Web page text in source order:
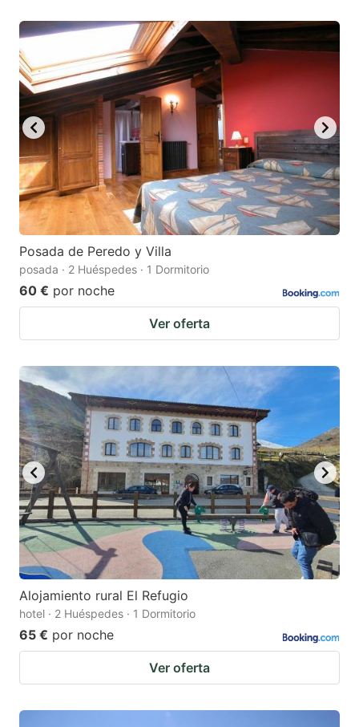
Posada de Peredo y Villa
posada · 2 Huéspedes · 1 Dormitorio
60 € por noche
Ver oferta
Alojamiento rural El Refugio
hotel · 2 Huéspedes · 1 Dormitorio
65 € por noche
Ver oferta